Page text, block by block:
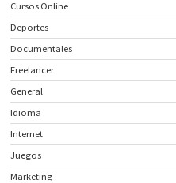
Cursos Online
Deportes
Documentales
Freelancer
General
Idioma
Internet
Juegos
Marketing